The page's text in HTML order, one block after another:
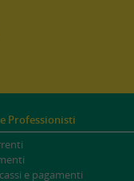
Professionisti
e pagamenti